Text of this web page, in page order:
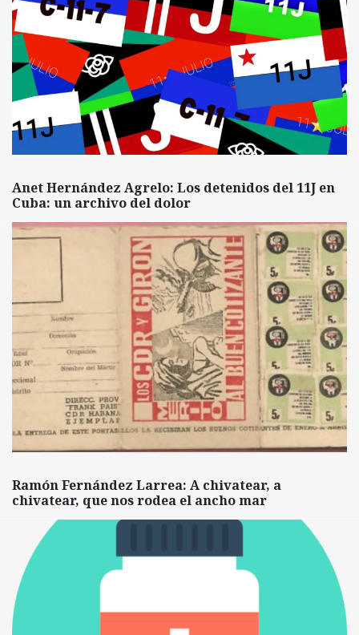
Anet Hernández Agrelo: Los detenidos del 11J en
Cuba: un archivo del dolor
Ramón Fernández Larrea: A chivatear, a
chivatear, que nos rodea el ancho mar